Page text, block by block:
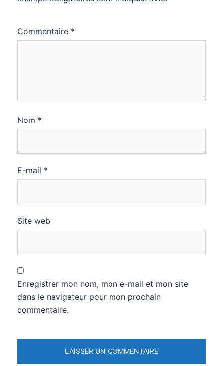
Commentaire *
Nom *
E-mail *
Site web
Enregistrer mon nom, mon e-mail et mon site
dans le navigateur pour mon prochain
commentaire.